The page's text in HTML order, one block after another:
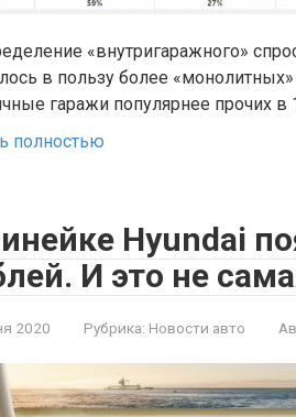
«внутригаражного»
в пользу более
гаражи популярнее прочих в
полностью
Hyundai
И это не
2020 Рубрика: Новости авто